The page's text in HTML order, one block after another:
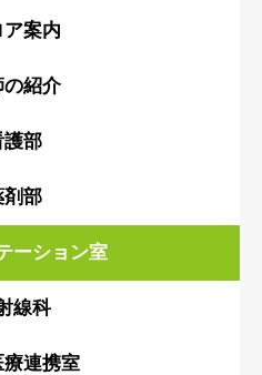
ア案内
の紹介
護部
剤部
ーション室
線科
連携室